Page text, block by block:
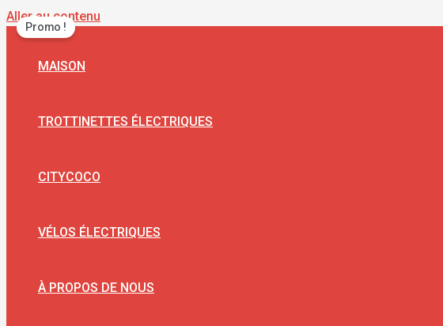
Aller au contenu
MAISON
TROTTINETTES ÉLECTRIQUES
CITYCOCO
VÉLOS ÉLECTRIQUES
À PROPOS DE NOUS
Promo !